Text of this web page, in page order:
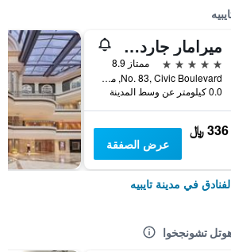
ميرامار جاردن تابييه
5 نجوم
ممتاز 8.9
No. 83, Civic Boulevard, مدينة تايبيه, تايوان
0.0 كيلومتر عن وسط المدينة
336 ﷼
عرض الصفقة
في مدينة تايبيه
تشونجخوا